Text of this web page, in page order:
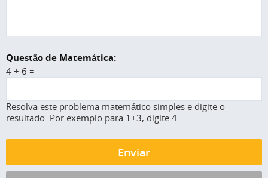
Questão de Matemática:
4 + 6 =
Resolva este problema matemático simples e digite o
resultado. Por exemplo para 1+3, digite 4.